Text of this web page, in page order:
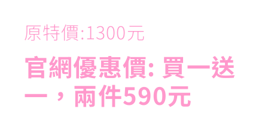
原特價:1300元
官網優惠價: 買一送
一，兩件590元